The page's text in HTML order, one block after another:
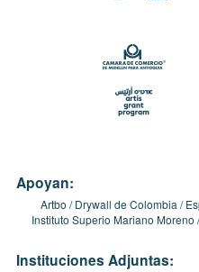
Apoyan:
Artbo Drywall de Colombia
Instituto Superio Mariano Moreno
Instituciones Adjuntas: